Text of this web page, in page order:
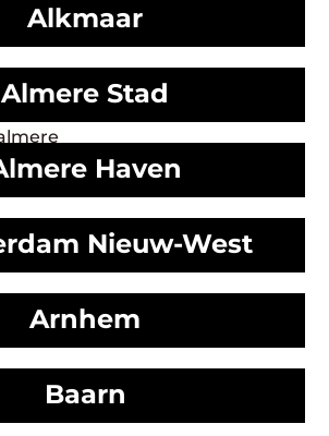
Alkmaar
Almere Stad
Haven
Nieuw-West
Arnhem
Baarn